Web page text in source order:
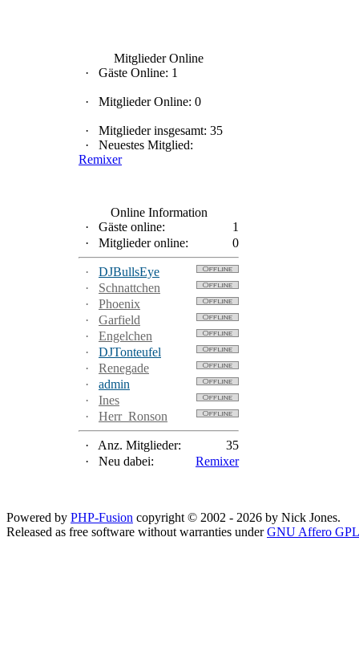
Mitglieder Online
·
Gäste Online: 1
· Mitglieder Online: 0
·
Mitglieder insgesamt: 35
·
Neuestes Mitglied:
Remixer
Online Information
·
Gäste online:
1
·
Mitglieder online: 0
·
DJBullsEye
·
Schnattchen
·
Phoenix
·
Garfield
·
Engelchen
·
DJTonteufel
·
Renegade
·
admin
·
Ines
·
Herr_Ronson
· Anz. Mitglieder:
35
·
Neu dabei: Remixer
Powered by PHP-Fusion copyright © 2002 - 2026 by Nick Jones.
Released as free software without warranties underGNU Affero GPL